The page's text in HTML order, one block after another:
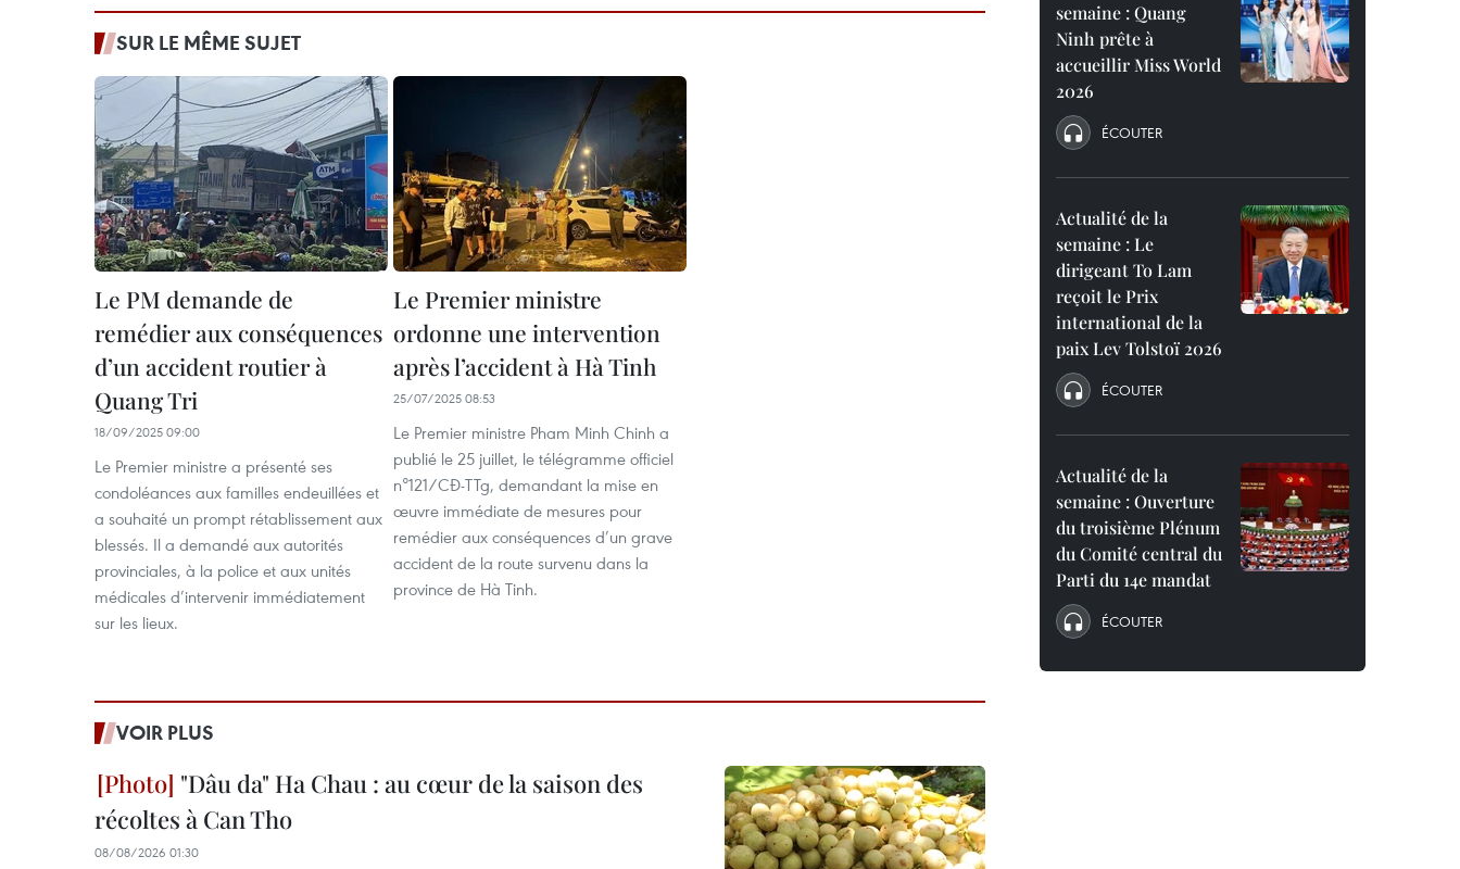
SUR LE MÊME SUJET
Le PM demande de
remédier aux conséquences
d’un accident routier à
Quang Tri
18/09/2025 09:00
Le Premier ministre a présenté ses
condoléances aux familles endeuillées et
a souhaité un prompt rétablissement aux
blessés. Il a demandé aux autorités
provinciales, à la police et aux unités
médicales d’intervenir immédiatement
sur les lieux.
Le Premier ministre
ordonne une intervention
après l’accident à Hà Tinh
25/07/2025 08:53
Le Premier ministre Pham Minh Chinh a
publié le 25 juillet, le télégramme officiel
n°121/CĐ-TTg, demandant la mise en
œuvre immédiate de mesures pour
remédier aux conséquences d’un grave
accident de la route survenu dans la
province de Hà Tinh.
VOIR PLUS
"Dâu da" Ha Chau : au cœur de la saison des
récoltes à Can Tho
08/08/2026 01:30
semaine : Quang
Ninh prête à
accueillir Miss World
2026
ÉCOUTER
Actualité de la
semaine : Le
dirigeant To Lam
reçoit le Prix
international de la
paix Lev Tolstoï 2026
ÉCOUTER
Actualité de la
semaine : Ouverture
du troisième Plénum
du Comité central du
Parti du 14e mandat
ÉCOUTER